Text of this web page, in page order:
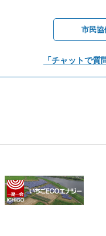
市民協
「チャットで質